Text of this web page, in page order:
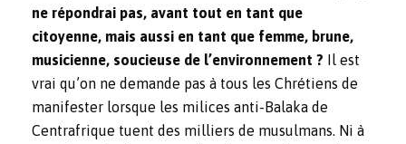
ne répondrai pas, avant tout en tant que
citoyenne, mais aussi en tant que femme, brune,
musicienne, soucieuse de l’environnement ? Il est
vrai qu’on ne demande pas à tous les Chrétiens de
manifester lorsque les milices anti-Balaka de
Centrafrique tuent des milliers de musulmans. Ni à